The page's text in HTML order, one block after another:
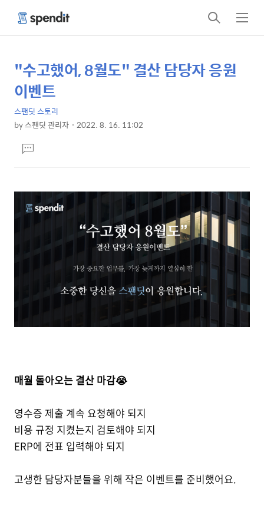
검
색
메
뉴
상
세
텐
본
제
목
"수고했어, 8월도" 결산 담당자 응원
이벤트
스팬딧 스토리
by스팬딧 관리자 2022. 8. 16. 11:02
문댓
글
매월 돌아오는 결산 마감😭
영수증 제출 계속 요청해야 되지
비용 규정 지켰는지 검토해야 되지
ERP에 전표 입력해야 되지
고생한 담당자분들을 위해 작은 이벤트를 준비했어요.